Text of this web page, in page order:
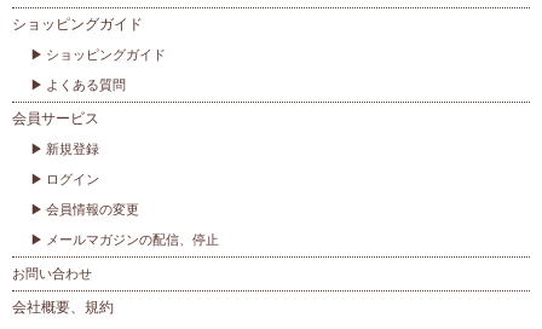
ショッピングガイド
ショッピングガイド
よくある質問
会員サービス
新規登録
ログイン
会員情報の変更
メールマガジンの配信、停止
お問い合わせ
会社概要、規約